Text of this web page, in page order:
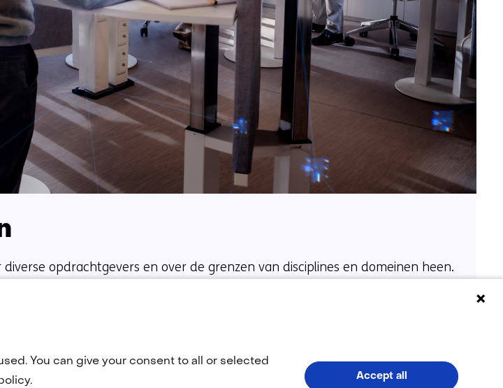
opdrachtgevers en over de grenzen van disciplines en domeinen heen.
You can give your consent to all or selected
Accept all